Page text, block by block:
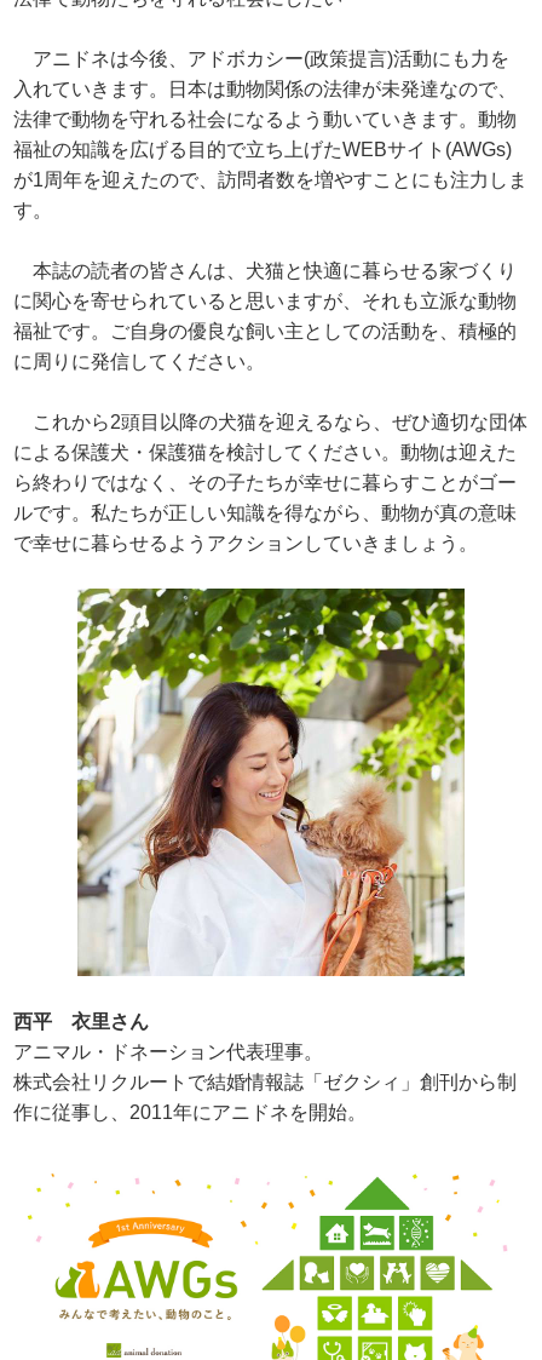
アニドネは今後、アドボカシー(政策提言)活動にも力を
入れていきます。日本は動物関係の法律が未発達なので、
法律で動物を守れる社会になるよう動いていきます。動物
福祉の知識を広げる目的で立ち上げたWEBサイト(AWGs)
が1周年を迎えたので、訪問者数を増やすことにも注力しま
す。
本誌の読者の皆さんは、犬猫と快適に暮らせる家づくり
に関心を寄せられていると思いますが、それも立派な動物
福祉です。ご自身の優良な飼い主としての活動を、積極的
に周りに発信してください。
これから2頭目以降の犬猫を迎えるなら、ぜひ適切な団体
による保護犬・保護猫を検討してください。動物は迎えた
ら終わりではなく、その子たちが幸せに暮らすことがゴー
ルです。私たちが正しい知識を得ながら、動物が真の意味
で幸せに暮らせるようアクションしていきましょう。
西平 衣里さん
アニマル・ドネーション代表理事。
株式会社リクルートで結婚情報誌「ゼクシィ」創刊から制
作に従事し、2011年にアニドネを開始。